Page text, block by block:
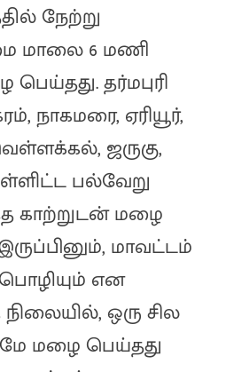
நேற்று
மாலை 6 மணி
தர்மபுரி
நாகமரை, ஏரியூர்,
ஜருகு,
பல்வேறு
காற்றுடன் மழை
மாவட்டம்
என
நிலையில், ஒரு சில
மழை பெய்தது